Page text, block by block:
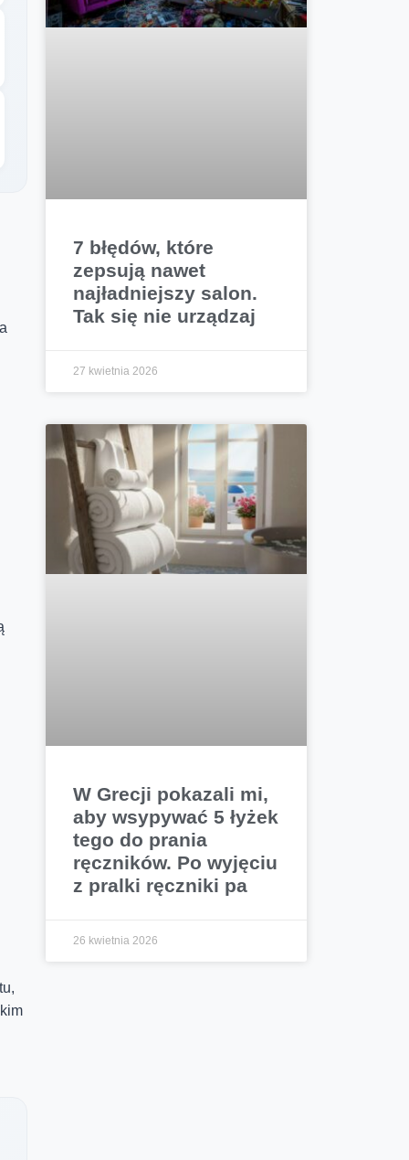
7 błędów, które
zepsują nawet
najładniejszy salon.
Tak się nie urządzaj
27 kwietnia 2026
W Grecji pokazali mi,
aby wsypywać 5 łyżek
tego do prania
ręczników. Po wyjęciu
z pralki ręczniki pa
26 kwietnia 2026